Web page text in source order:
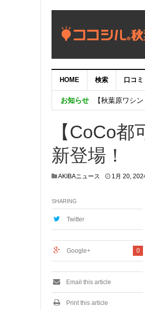
HOME 検索 口コミ
お知らせ
【重要：9月5
【秋葉原ワシ
【CoCo
新登場！
AKIBAニュース 1月 20,
SHARING
Twitter
0
Google+
Email this article
Print this article